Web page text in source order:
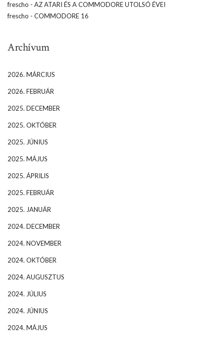
frescho - AZ ATARI ÉS A COMMODORE UTOLSÓ ÉVEI
frescho - COMMODORE 16
Archívum
2026. MÁRCIUS
2026. FEBRUÁR
2025. DECEMBER
2025. OKTÓBER
2025. JÚNIUS
2025. MÁJUS
2025. ÁPRILIS
2025. FEBRUÁR
2025. JANUÁR
2024. DECEMBER
2024. NOVEMBER
2024. OKTÓBER
2024. AUGUSZTUS
2024. JÚLIUS
2024. JÚNIUS
2024. MÁJUS